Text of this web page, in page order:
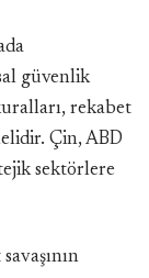
güvenlik
rekabet
Çin, ABD
sektörlere